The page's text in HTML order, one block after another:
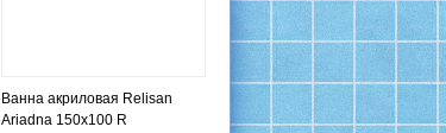
Ванна акриловая Relisan
Ariadna 150x100 R